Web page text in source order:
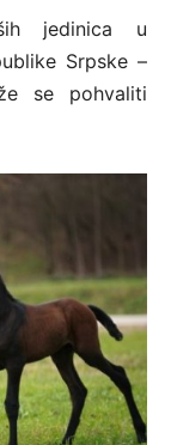
jedinica u
Srpske –
se pohvaliti